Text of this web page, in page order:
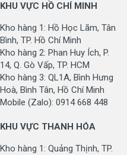
KHU VỰC HỒ CHÍ MINH
Kho hàng 1: Hồ Học Lãm, Tân
Bình, TP. Hồ Chí Minh
Kho hàng 2: Phan Huy Ích, P.
14, Q. Gò Vấp, TP. HCM
Kho hàng 3: QL1A, Bình Hưng
Hoà, Bình Tân, Hồ Chí Minh
Mobile (Zalo): 0914 668 448
KHU VỰC THANH HÓA
Kho hàng 1: Quảng Thịnh, TP.